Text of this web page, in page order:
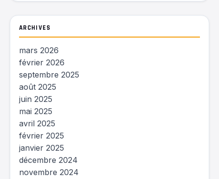
ARCHIVES
mars 2026
février 2026
septembre 2025
août 2025
juin 2025
mai 2025
avril 2025
février 2025
janvier 2025
décembre 2024
novembre 2024